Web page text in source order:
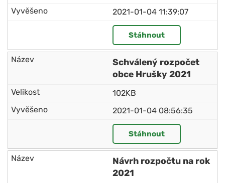
2021-01-04 11:39:07
Stáhnout
Schválený rozpočet
obce Hrušky 2021
102KB
2021-01-04 08:56:35
Stáhnout
Návrh rozpočtu na rok
2021